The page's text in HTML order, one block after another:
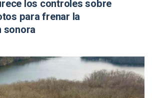
los controles sobre
para frenar la
sonora